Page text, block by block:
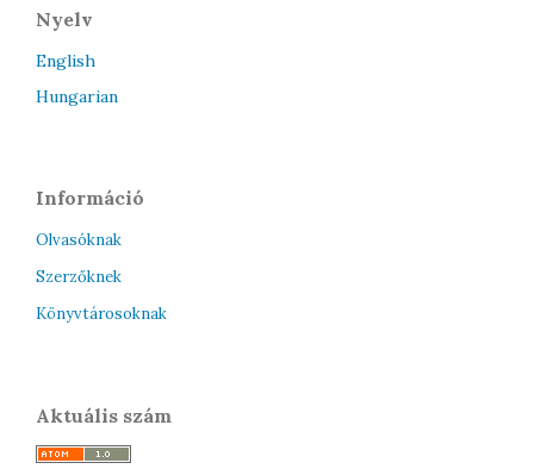
Nyelv
English
Hungarian
Információ
Olvasóknak
Szerzőknek
Könyvtárosoknak
Aktuális szám